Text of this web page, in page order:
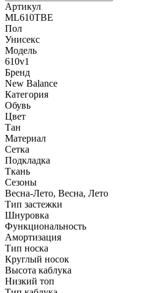
Артикул
ML610TBE
Пол
Унисекс
Модель
610v1
Бренд
New Balance
Категория
Обувь
Цвет
Тан
Материал
Сетка
Подкладка
Ткань
Сезоны
Весна-Лето, Весна, Лето
Тип застежки
Шнуровка
Функциональность
Амортизация
Тип носка
Круглый носок
Высота каблука
Низкий топ